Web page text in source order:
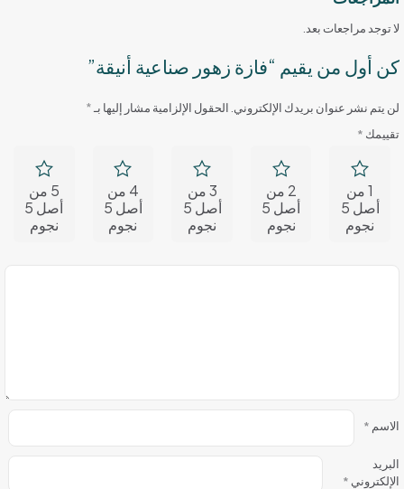
لا توجد مراجعات بعد.
كن أول من يقيم “فازة زهور صناعية أنيقة”
لن يتم نشر عنوان بريدك الإلكتروني. الحقول الإلزامية مشار إليها بـ*
تقييمك *
1 من
أصل 5
نجوم
2 من
أصل 5
نجوم
3 من
أصل 5
نجوم
4 من
أصل 5
نجوم
5 من
أصل 5
نجوم
الاسم *
البريد
الإلكتروني *